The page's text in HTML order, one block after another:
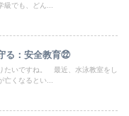
級でも、どん...
る：安全教育㉒
たいですね。 最近、水泳教室をし
くなるとい...